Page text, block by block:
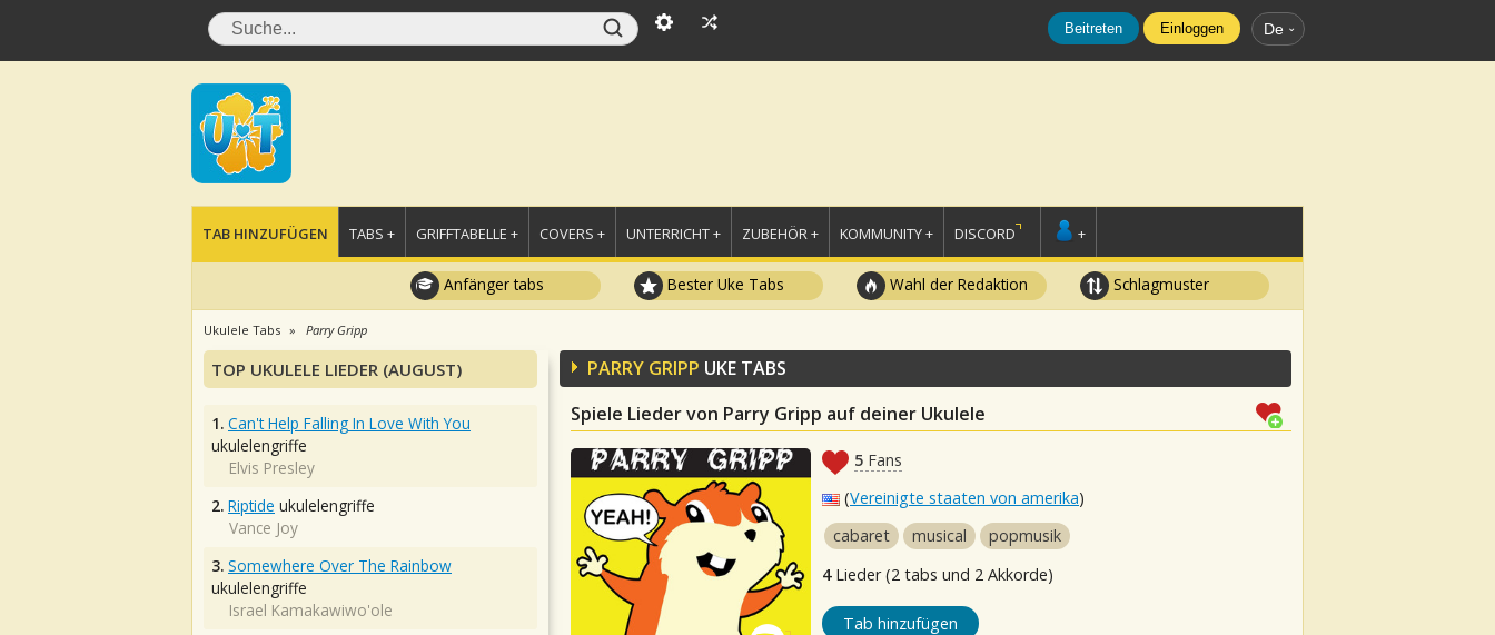
Beitreten Einloggen De
TAB HINZUFÜGEN TABS + GRIFFTABELLE + COVERS + UNTERRICHT + ZUBEHÖR + KOMMUNITY + DISCORD +
Anfänger tabs Bester Uke Tabs Wahl der Redaktion Schlagmuster
Ukulele Tabs Parry Gripp
PARRY GRIPP UKE TABS
Spiele Lieder von Parry Gripp auf deiner Ukulele
5 Fans
(Vereinigte staaten von amerika)
cabaret
musical
popmusik
4Lieder (2 tabs und 2 Akkorde)
Tab hinzufügen
TOP UKULELE LIEDER (AUGUST)
1. Can't Help Falling In Love With You
ukulelengriffe
Elvis Presley
2. Riptide ukulelengriffe
Vance Joy
3. Somewhere Over The Rainbow
ukulelengriffe
Israel Kamakawiwo'ole